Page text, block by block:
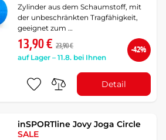
Zylinder aus dem Schaumstoff, mit
der unbeschränkten Tragfähigkeit,
geeignet zum …
13,90 € 23,90 €
auf Lager – 11.8. bei Ihnen
-42%
Detail
inSPORTline Jovy Joga Circle
SALE